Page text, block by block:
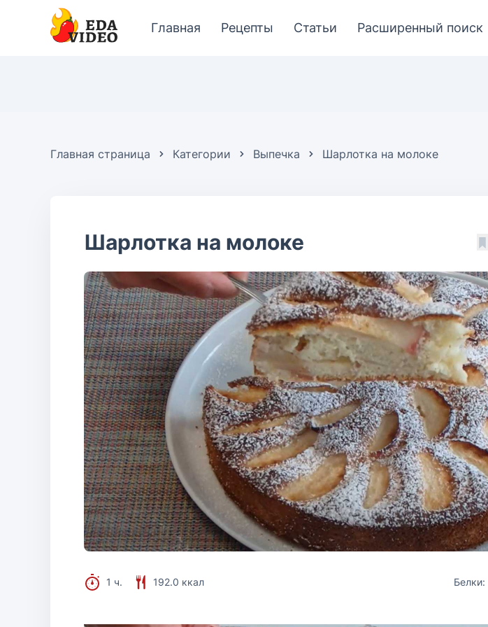
Главная Рецепты Статьи Расширенный поиск
Главная страница Категории Выпечка Шарлотка на молоке
Шарлотка на молоке
1 ч. 192.0 ккал Белки: